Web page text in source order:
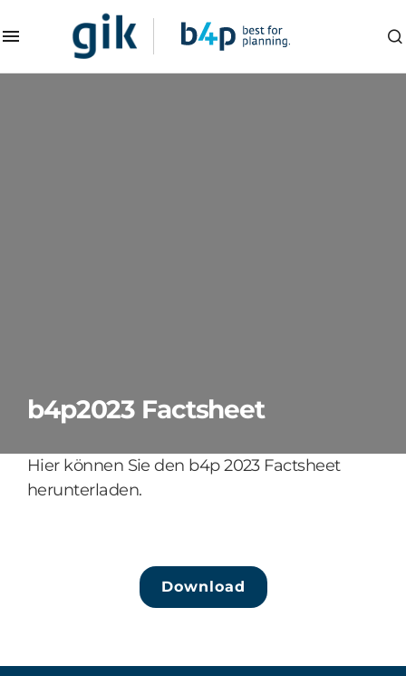
b4p2023 Factsheet
Hier können Sie den b4p 2023 Factsheet
herunterladen.
Download